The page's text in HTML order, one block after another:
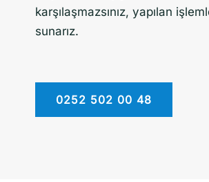
karşılaşmazsınız, yapılan
sunarız.
0252 502 00 48